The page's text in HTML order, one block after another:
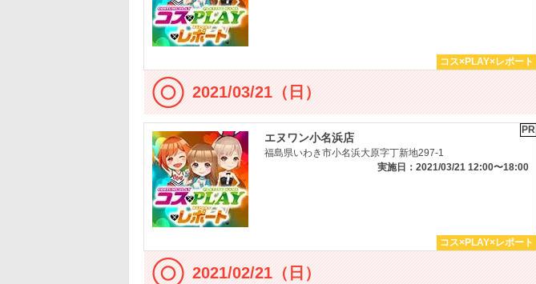
コス×PLAY×レポート
2021/03/21（日）
PR
エヌワン小名浜店
福島県いわき市小名浜大原字丁新地297-1
実施日：2021/03/21 12:00〜18:00
コス×PLAY×レポート
2021/02/21（日）